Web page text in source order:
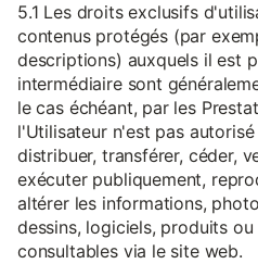
5.1 Les droits exclusifs
contenus protégés (par
descriptions) auxquels il est
intermédiaire sont
le cas échéant, par les
l'Utilisateur n'est pas
distribuer, transférer, céder,
exécuter publiquement,
altérer les informations,
dessins, logiciels, produits
consultables via le site web.